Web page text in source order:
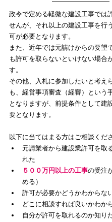
政令で定める軽微な建設工事では
せんが、それ以上の建設工事を行
可が必要となります。
また、近年では元請けからの要望
も許可を取らないといけない場合
す。
その他、入札に参加したいと考え
も、経営事項審査（経審）という
となりますが、前提条件として建
要となります。
以下に当てはまる方はご相談くだ
元請業者から建設業許可を取
れた
５００万円以上の工事の受注
める）
許可が必要かどうかわからな
どこに相談すれば良いかわか
自分が許可を取れるのか知り